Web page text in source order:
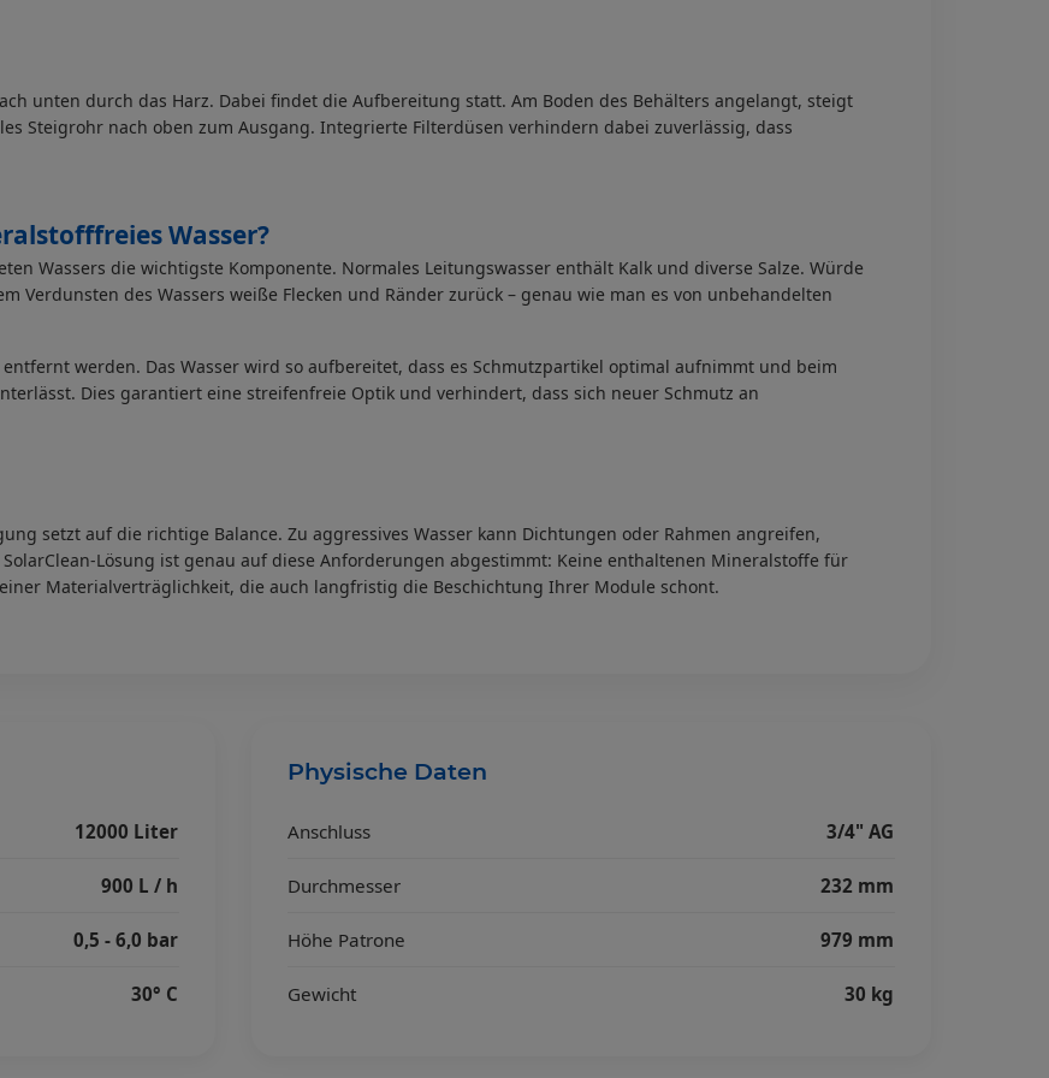
unten durch das Harz. Dabei findet die Aufbereitung statt. Am Boden des Behälters angelangt, steigt
Steigrohr nach oben zum Ausgang. Integrierte Filterdüsen verhindern dabei zuverlässig, dass
Wasser?
Wassers die wichtigste Komponente. Normales Leitungswasser enthält Kalk und diverse Salze. Würde
Verdunsten des Wassers weiße Flecken und Ränder zurück – genau wie man es von unbehandelten
werden. Das Wasser wird so aufbereitet, dass es Schmutzpartikel optimal aufnimmt und beim
Dies garantiert eine streifenfreie Optik und verhindert, dass sich neuer Schmutz an
setzt auf die richtige Balance. Zu aggressives Wasser kann Dichtungen oder Rahmen angreifen,
Lösung ist genau auf diese Anforderungen abgestimmt: Keine enthaltenen Mineralstoffe für
Materialverträglichkeit, die auch langfristig die Beschichtung Ihrer Module schont.
12000 Liter
900 L / h
0,5 - 6,0 bar
30° C
Physische Daten
Anschluss 3/4" AG
Durchmesser 232 mm
Höhe Patrone 979 mm
Gewicht 30 kg